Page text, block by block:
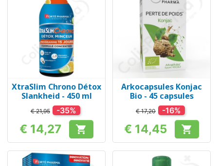
XtraSlim Chrono Détox
Slankheid - 450 ml
€ 21,95 -35%
Prijs
€ 14,27 
Arkocapsules Konjac
Bio - 45 capsules
€ 17,20 -16%
Prijs
€ 14,45 